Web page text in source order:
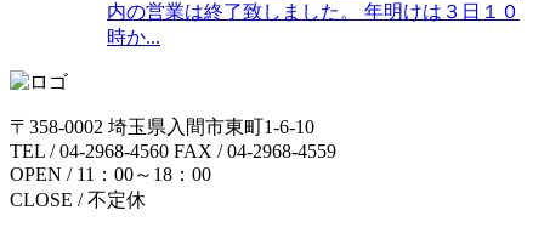
内の営業は終了致しました。 年明けは３日１０
時か...
〒358-0002 埼玉県入間市東町1-6-10
TEL / 04-2968-4560 FAX / 04-2968-4559
OPEN / 11：00～18：00
CLOSE / 不定休